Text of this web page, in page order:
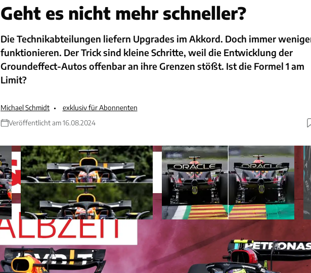
Geht es nicht mehr schneller?
Die Technikabteilungen liefern Upgrades im Akkord. Doch immer
funktionieren. Der Trick sind kleine Schritte, weil die Entwicklung der
Groundeffect-Autos offenbar an ihre Grenzen stößt. Ist die Formel 1 am
Limit?
Michael Schmidt
exklusiv für Abonnenten
Veröffentlicht am 16.08.2024
In der Formel 1 herrscht Stillstand. Seit dem GP Spanien hatten alle Technik-
Upgrades einen Schritt seitwärts oder rückwärts zur Folge. Das steht im
Widerspruch zu den Neuentwicklungen, die im Akkord das Gesicht der Autos